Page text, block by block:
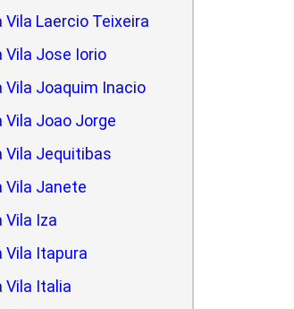
Vila Laercio Teixeira
Vila Jose Iorio
Vila Joaquim Inacio
Vila Joao Jorge
Vila Jequitibas
Vila Janete
Vila Iza
Vila Itapura
Vila Italia